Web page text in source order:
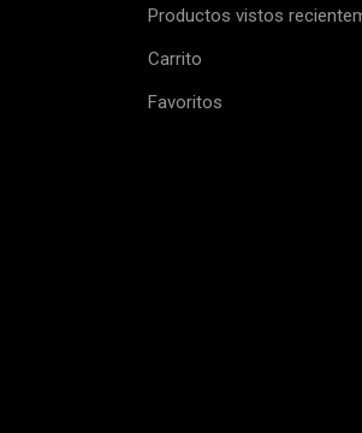
Productos vistos
Carrito
Favoritos